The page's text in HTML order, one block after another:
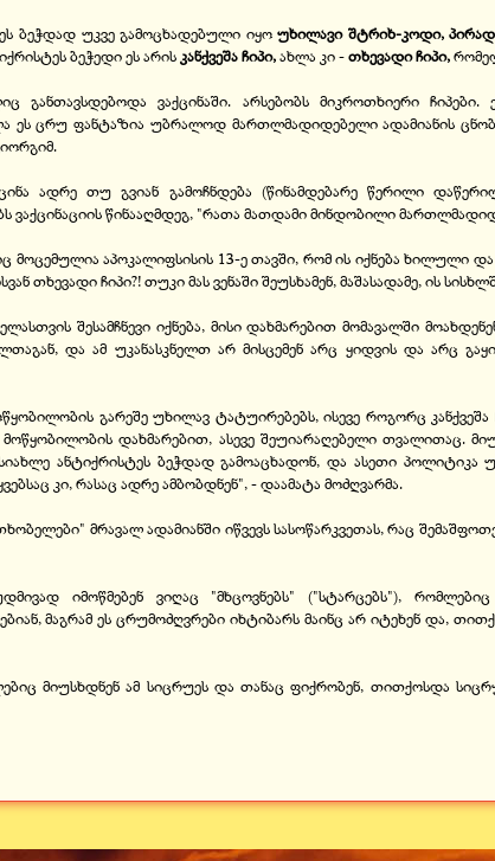
ბეჭდად უკვე გამოცხადებული იყოუხილავი შტრიხ-კოდი,
ბეჭედი ეს არისკანქვეშა ჩიპი,ახლა კი -თხევადი ჩიპი,
განთავსდებოდა ვაქცინაში. არსებობს მიკროთხიერი
ეს ცრუ ფანტაზია უბრალოდ მართლმადიდებელი ადამიანის
ადრე თუ გვიან გამოჩნდება (წინამდებარე წერილი
ვაქცინაციის წინააღმდეგ, "რათა მათდამი მინდობილი
მოცემულია აპოკალიფსისის 13-ე თავში, რომ ის იქნება ხილული
თხევადი ჩიპი?! თუკი მას ვენაში შეუსხამენ, მაშასადამე, ის
შესამჩნევი იქნება, მისი დახმარებით მომავალში
და ამ უკანასკნელთ არ მისცემენ არც ყიდვის და არც
გარეშე უხილავ ტატუირებებს, ისევე როგორც
დახმარებით, ასევე შეუიარაღებელი თვალითაც.
სიახლე ანტიქრისტეს ბეჭდად გამოაცხადონ, და ასეთი
კი, რასაც ადრე ამბობდნენ", - დაამატა მოძღვარმა.
მრავალ ადამიანში იწვევს სასოწარკვეთას, რაც
იმოწმებენ ვიღაც "მხცოვნებს" ("სტარცებს"),
მაგრამ ეს ცრუმოძღვრები იხტიბარს მაინც არ იტეხენ და,
მიუსხდნენ ამ სიცრუეს და თანაც ფიქრობენ, თითქოსდა